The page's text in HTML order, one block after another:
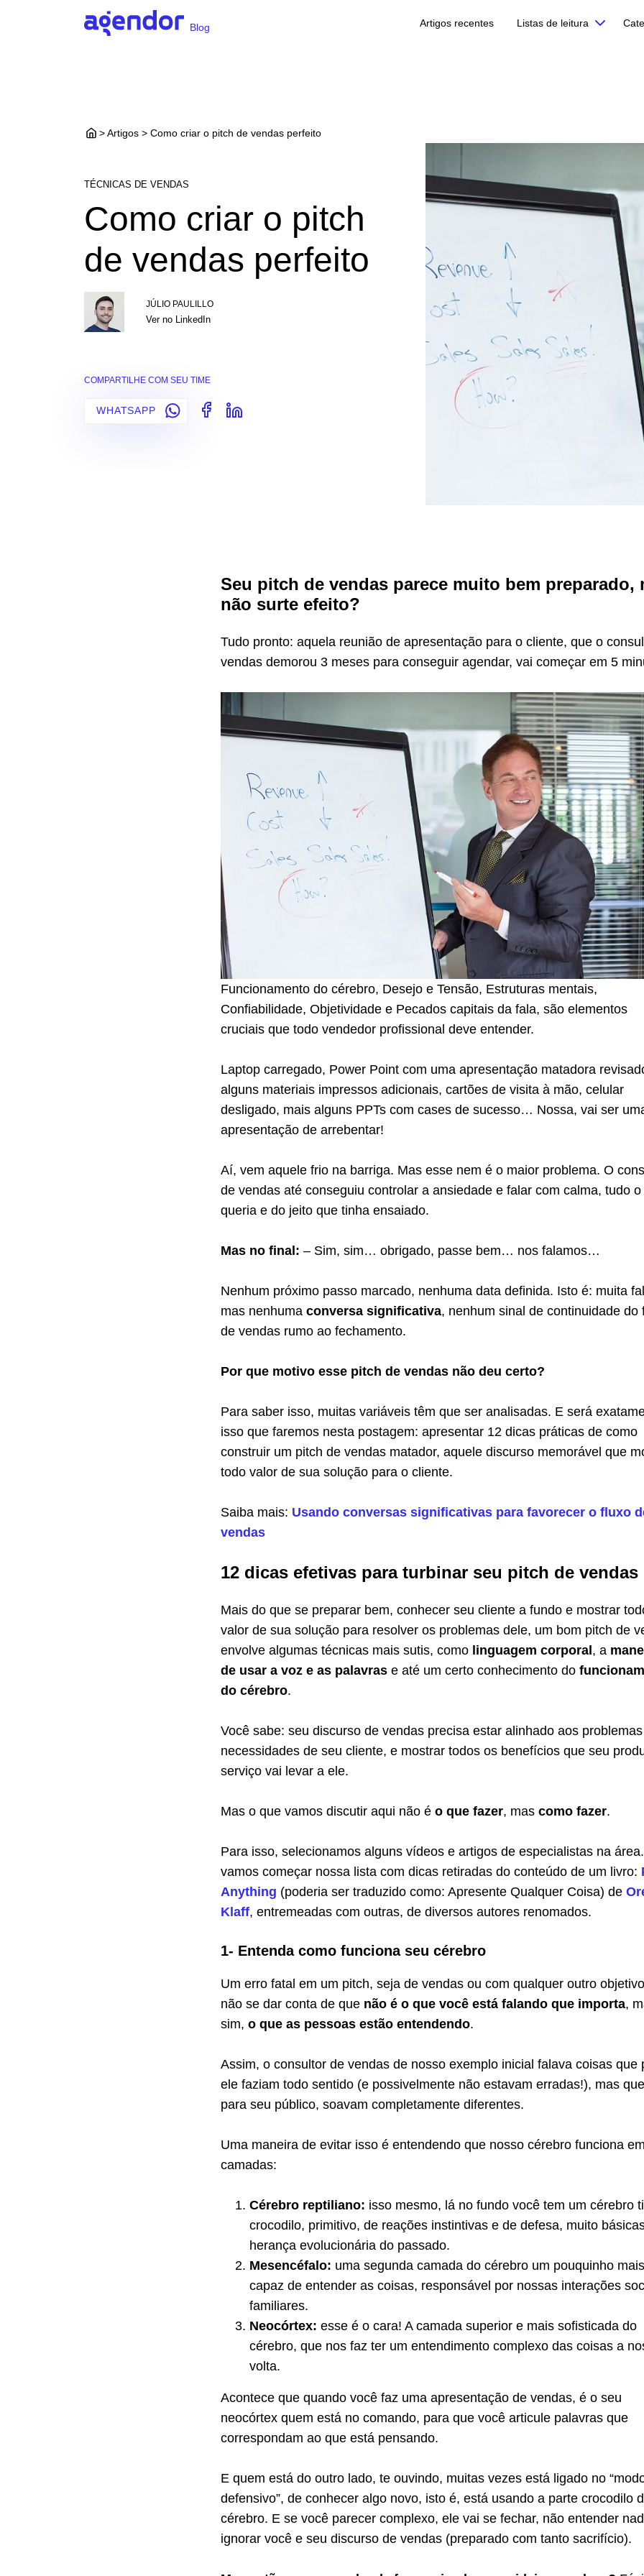
Blog Artigos recentes Listas de leitura
> Artigos > Como criar o pitch de vendas perfeito
TÉCNICAS DE VENDAS
Como criar o pitch
de vendas perfeito
JÚLIO PAULILLO
Ver no LinkedIn
COMPARTILHE COM SEU TIME
WHATSAPP
Seu pitch de vendas parece muito bem preparado,
não surte efeito?
Tudo pronto: aquela reunião de apresentação para o cliente, que o
vendas demorou 3 meses para conseguir agendar, vai começar em 5
Funcionamento do cérebro, Desejo e Tensão, Estruturas mentais,
Confiabilidade, Objetividade e Pecados capitais da fala, são elementos
cruciais que todo vendedor profissional deve entender.
Laptop carregado, Power Point com uma apresentação matadora
alguns materiais impressos adicionais, cartões de visita à mão, celular
desligado, mais alguns PPTs com cases de sucesso… Nossa, vai ser
apresentação de arrebentar!
Aí, vem aquele frio na barriga. Mas esse nem é o maior problema. O
de vendas até conseguiu controlar a ansiedade e falar com calma, tudo o
queria e do jeito que tinha ensaiado.
Mas no final: – Sim, sim… obrigado, passe bem… nos falamos…
Nenhum próximo passo marcado, nenhuma data definida. Isto é: muita
mas nenhuma conversa significativa, nenhum sinal de continuidade do
de vendas rumo ao fechamento.
Por que motivo esse pitch de vendas não deu certo?
Para saber isso, muitas variáveis têm que ser analisadas. E será
isso que faremos nesta postagem: apresentar 12 dicas práticas de como
construir um pitch de vendas matador, aquele discurso memorável que
todo valor de sua solução para o cliente.
Saiba mais: Usando conversas significativas para favorecer o fluxo
vendas
12 dicas efetivas para turbinar seu pitch de vendas
Mais do que se preparar bem, conhecer seu cliente a fundo e mostrar
valor de sua solução para resolver os problemas dele, um bom pitch de
envolve algumas técnicas mais sutis, como linguagem corporal , a
de usar a voz e as palavras e até um certo conhecimento do
do cérebro.
Você sabe: seu discurso de vendas precisa estar alinhado aos
necessidades de seu cliente, e mostrar todos os benefícios que seu
serviço vai levar a ele.
Mas o que vamos discutir aqui não é o que fazer, mas como fazer.
Para isso, selecionamos alguns vídeos e artigos de especialistas na
vamos começar nossa lista com dicas retiradas do conteúdo de um livro:
Anything (poderia ser traduzido como: Apresente Qualquer Coisa) de
Klaff, entremeadas com outras, de diversos autores renomados.
1- Entenda como funciona seu cérebro
Um erro fatal em um pitch, seja de vendas ou com qualquer outro
não se dar conta de que não é o que você está falando que importa,
sim, o que as pessoas estão entendendo.
Assim, o consultor de vendas de nosso exemplo inicial falava coisas que
ele faziam todo sentido (e possivelmente não estavam erradas!), mas
para seu público, soavam completamente diferentes.
Uma maneira de evitar isso é entendendo que nosso cérebro funciona
camadas:
Cérebro reptiliano: isso mesmo, lá no fundo você tem um cérebro
crocodilo, primitivo, de reações instintivas e de defesa, muito
herança evolucionária do passado.
Mesencéfalo: uma segunda camada do cérebro um pouquinho mais
capaz de entender as coisas, responsável por nossas interações
familiares.
Neocórtex: esse é o cara! A camada superior e mais sofisticada do
cérebro, que nos faz ter um entendimento complexo das coisas a
volta.
Acontece que quando você faz uma apresentação de vendas, é o seu
neocórtex quem está no comando, para que você articule palavras que
correspondam ao que está pensando.
E quem está do outro lado, te ouvindo, muitas vezes está ligado no
defensivo”, de conhecer algo novo, isto é, está usando a parte crocodilo
cérebro. E se você parecer complexo, ele vai se fechar, não entender
ignorar você e seu discurso de vendas (preparado com tanto sacrifício).